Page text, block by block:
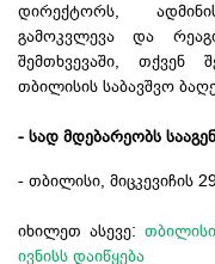
დირექტორს,
გამოკვლევა და
შემთხვევაში, თქვენ
თბილისის საბავშვო
- სად მდებარეობს
- თბილისი, მიცკევიჩის
იხილეთ ასევე:
ივნისს დაიწყება